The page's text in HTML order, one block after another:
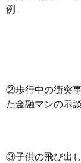
例
②歩行中の衝突
た金融マンの示
③子供の飛び出